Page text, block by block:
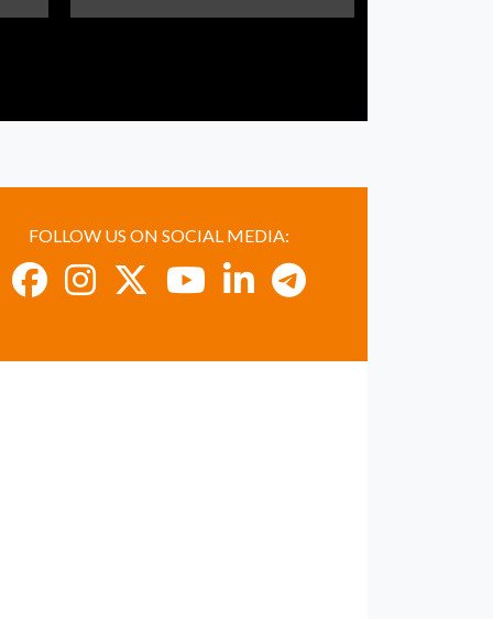
FOLLOW US ON SOCIAL MEDIA: